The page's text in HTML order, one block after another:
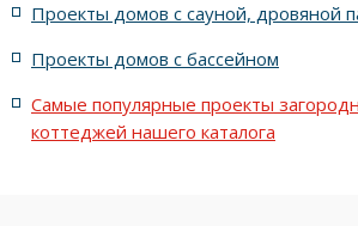
Проекты домов с сауной, дровяной
Проекты домов с бассейном
Самые популярные проекты
коттеджей нашего каталога